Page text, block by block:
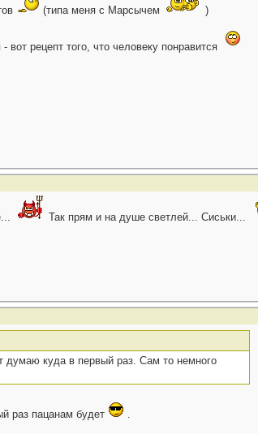
(типа меня с Марсычем )
вот рецепт того, что человеку понравится
Так прям и на душе светлей... Сиськи...
думаю куда в первый раз. Сам то немного
раз пацанам будет .